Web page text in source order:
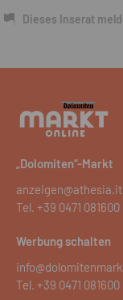
Dieses Inserat
„Dolomiten“-Markt
anzeigen@athesia.it
Tel. +39 0471 081600
Werbung schalten
Tel. +39 0471 081600